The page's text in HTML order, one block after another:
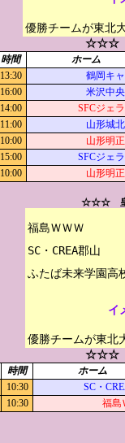
優勝チームが東北
☆☆☆
時間 ホーム
13:30
鶴岡キ
16:00
米沢中
14:00
SFCジェ
11:00 山形城
10:00
山形明
15:00
SFCジェ
10:00 山形明
☆☆☆ 皇
福島ＷＷＷ
SC・CREA郡山
イ
優勝チームが東北
☆☆☆
時間
ホーム
10:30
SC・
10:30 福島